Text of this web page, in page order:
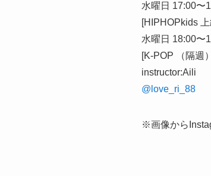
水曜日 17:00〜
[HIPHOPkids 上
水曜日 18:00〜
[K-POP （隔週
instructor:Aili
@love_ri_88
※画像から